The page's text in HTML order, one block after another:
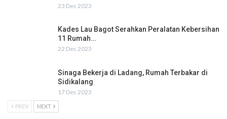
23 Dec 2023
Kades Lau Bagot Serahkan Peralatan Kebersihan
11 Rumah…
22 Dec 2023
Sinaga Bekerja di Ladang, Rumah Terbakar di
Sidikalang
17 Dec 2023
PREV NEXT